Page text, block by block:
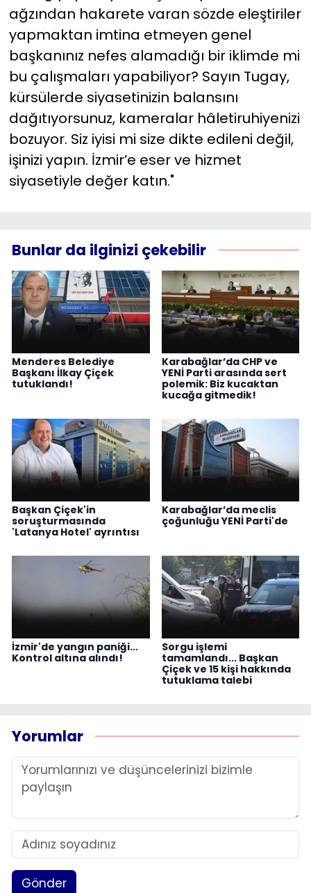
ağzından hakarete varan sözde eleştiriler
yapmaktan imtina etmeyen genel
başkanınız nefes alamadığı bir iklimde mi
bu çalışmaları yapabiliyor? Sayın Tugay,
kürsülerde siyasetinizin balansını
dağıtıyorsunuz, kameralar hâletiruhiyenizi
bozuyor. Siz iyisi mi size dikte edileni değil,
işinizi yapın. İzmir’e eser ve hizmet
siyasetiyle değer katın."
Bunlar da ilginizi çekebilir
Menderes Belediye
Başkanı İlkay Çiçek
tutuklandı!
Karabağlar’da CHP ve
YENİ Parti arasında sert
polemik: Biz kucaktan
kucağa gitmedik!
Başkan Çiçek'in
soruşturmasında
'Latanya Hotel' ayrıntısı
Karabağlar’da meclis
çoğunluğu YENİ Parti'de
İzmir'de yangın paniği...
Kontrol altına alındı!
Sorgu işlemi
tamamlandı... Başkan
Çiçek ve 15 kişi hakkında
tutuklama talebi
Yorumlar
Gönder